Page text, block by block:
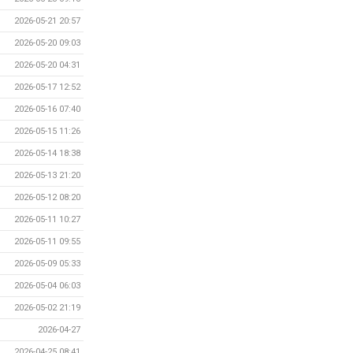
2026-05-21 20:57
2026-05-20 09:03
2026-05-20 04:31
2026-05-17 12:52
2026-05-16 07:40
2026-05-15 11:26
2026-05-14 18:38
2026-05-13 21:20
2026-05-12 08:20
2026-05-11 10:27
2026-05-11 09:55
2026-05-09 05:33
2026-05-04 06:03
2026-05-02 21:19
2026-04-27